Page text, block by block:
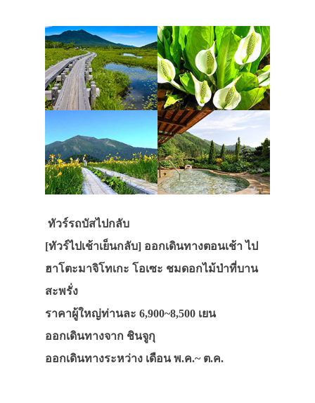
ทัวร์รถบัสไปกลับ
[ทัวร์ไปเช้าเย็นกลับ] ออกเดินทางตอนเช้า ไป
ฮาโตะมาจิโทเกะ โอเซะ ชมดอกไม้ป่าที่บาน
สะพรั่ง
ราคาผู้ใหญ่ท่านละ 6,900~8,500 เยน
ออกเดินทางจาก ชินจูกุ
ออกเดินทางระหว่าง เดือน พ.ค.~ ต.ค.